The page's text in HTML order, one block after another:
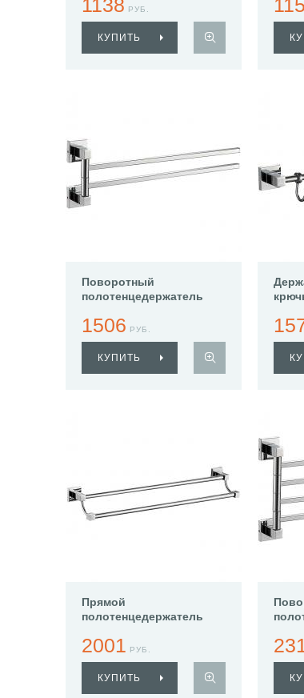
1138 РУБ.
КУПИТЬ
Поворотный
полотенцедержатель
1506 РУБ.
КУПИТЬ
Прямой
полотенцедержатель
2001 РУБ.
КУПИТЬ